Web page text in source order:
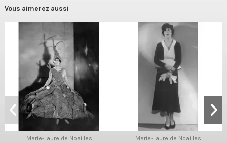
Vous aimerez aussi
Marie-Laure de Noailles
Marie-Laure de Noailles